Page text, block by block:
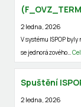
2 ledna, 2026
V systému ISPOP
se jednorázového…
Spuštění
2 ledna, 2026